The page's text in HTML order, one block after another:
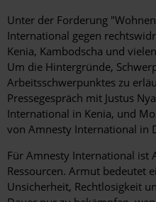
Unter der Forderung
International gegen
Kenia, Kambodscha und
Um die Hintergründe,
Arbeitsschwerpunktes zu
Pressegespräch mit Justus
International in Kenia, und
von Amnesty International in
Für Amnesty International ist
Ressourcen. Armut bedeutet
Unsicherheit, Rechtlosigkeit